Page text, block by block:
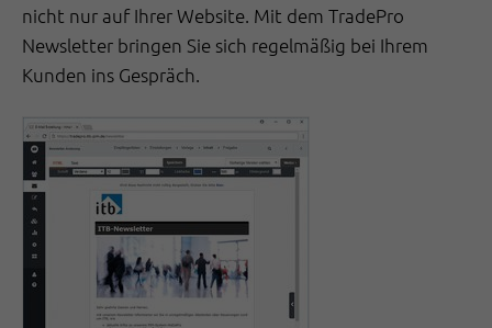
nicht nur auf Ihrer Website. Mit dem TradePro
Newsletter bringen Sie sich regelmäßig bei Ihrem
Kunden ins Gespräch.